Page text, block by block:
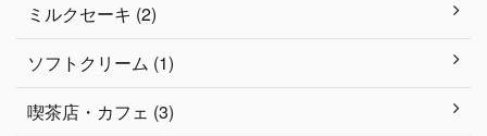
ミルクセーキ (2)
ソフトクリーム (1)
喫茶店・カフェ (3)